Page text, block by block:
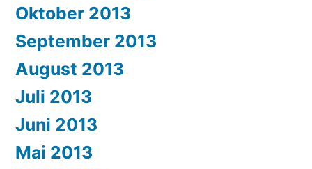
Oktober 2013
September 2013
August 2013
Juli 2013
Juni 2013
Mai 2013